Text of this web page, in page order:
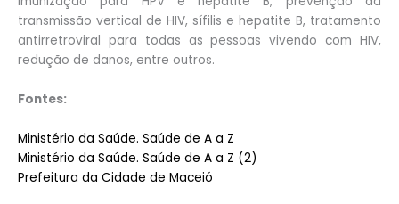
transmissão vertical de HIV, sífilis e hepatite B, tratamento
antirretroviral para todas as pessoas vivendo com HIV,
redução de danos, entre outros.
Fontes:
Ministério da Saúde. Saúde de A a Z
Ministério da Saúde. Saúde de A a Z (2)
Prefeitura da Cidade de Maceió